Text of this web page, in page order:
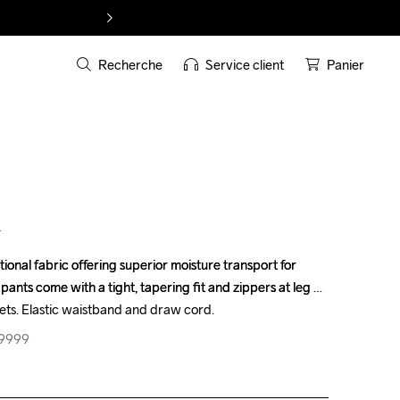
Recherche Service client Panier
fabric offering superior moisture transport for
come with a tight, tapering fit and zippers at leg
Elastic waistband and draw cord.
fabric offering superior moisture transport for
come with a tight, tapering fit and zippers at leg
Elastic waistband and draw cord.